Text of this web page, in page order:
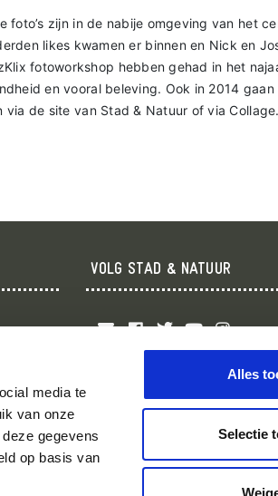
media te
van onze
gegevens
op basis van
Alles
Selectie
zijn in de nabije omgeving van het
likes kwamen er binnen en Nick en
fotoworkshop hebben gehad in het
en vooral beleving. Ook in 2014 gaan
de site van Stad & Natuur of via Collage.
VOLG STAD & NATUUR